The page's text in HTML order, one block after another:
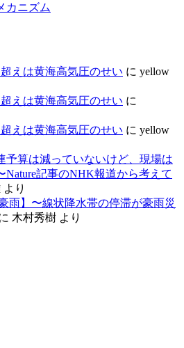
カニズム
えは黄海高気圧のせい に yellow
えは黄海高気圧のせい に
えは黄海高気圧のせい に yellow
予算は減っていないけど、現場は
Nature記事のNHK報道から考えて
より
雨】〜線状降水帯の停滞が豪雨災
木村秀樹 より